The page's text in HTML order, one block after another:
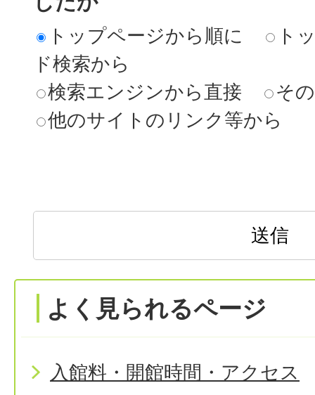
トップページから順に
ト
ド検索から
検索エンジンから直接
そ
他のサイトのリンク等から
よく見られるページ
入館料・開館時間・アクセス